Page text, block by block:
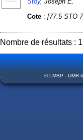
Cote :[77.5 STO
Nombre de résultats : 1
© LMBP - UMR